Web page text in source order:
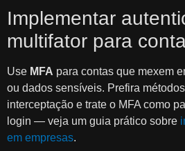
Implementar
multifator para
Use MFA para contas que mexem
ou dados sensíveis. Prefira
interceptação e trate o MFA como
login — veja um guia prático sobre
em empresas.